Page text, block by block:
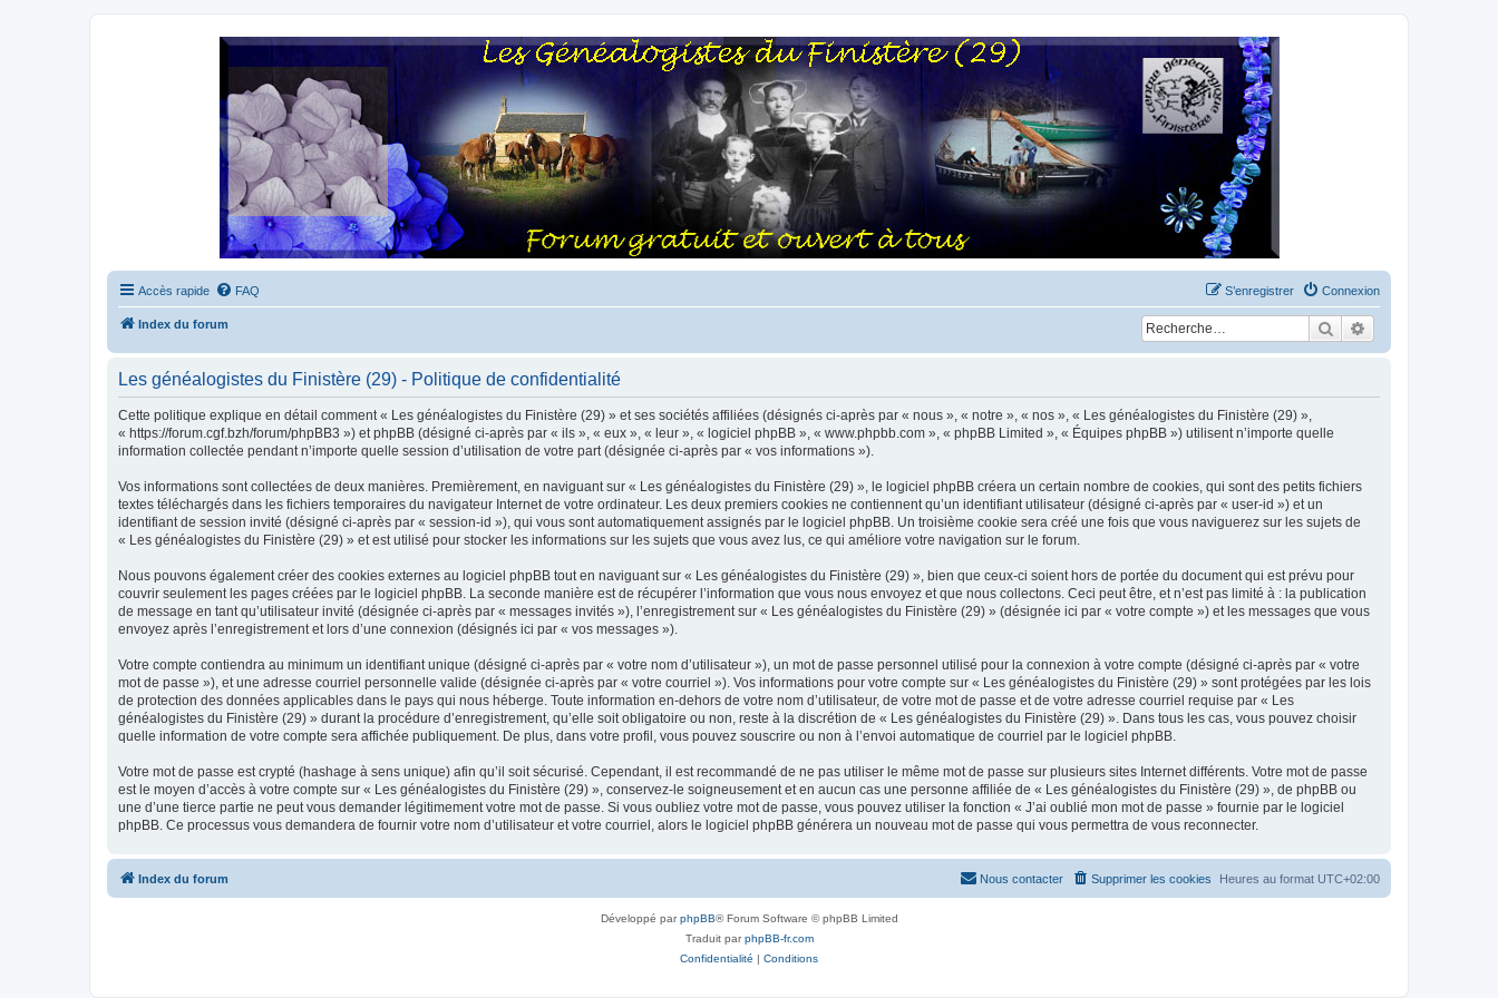
Accès rapide FAQ Connexion
S’enregistrer
Index du forum Rechercher
Les généalogistes du Finistère (29) - Politique de confidentialité
Cette politique explique en détail comment « Les généalogistes du Finistère (29) » et ses sociétés affiliées (désignés ci-après par « nous », « notre », « nos », « Les généalogistes du Finistère (29) »,
« https://forum.cgf.bzh/forum/phpBB3 ») et phpBB (désigné ci-après par « ils », « eux », « leur », « logiciel phpBB », « www.phpbb.com », « phpBB Limited », « Équipes phpBB ») utilisent n’importe quelle
information collectée pendant n’importe quelle session d’utilisation de votre part (désignée ci-après par « vos informations »).
Vos informations sont collectées de deux manières. Premièrement, en naviguant sur « Les généalogistes du Finistère (29) », le logiciel phpBB créera un certain nombre de cookies, qui sont des petits fichiers
textes téléchargés dans les fichiers temporaires du navigateur Internet de votre ordinateur. Les deux premiers cookies ne contiennent qu’un identifiant utilisateur (désigné ci-après par « user-id ») et un
identifiant de session invité (désigné ci-après par « session-id »), qui vous sont automatiquement assignés par le logiciel phpBB. Un troisième cookie sera créé une fois que vous naviguerez sur les sujets de
« Les généalogistes du Finistère (29) » et est utilisé pour stocker les informations sur les sujets que vous avez lus, ce qui améliore votre navigation sur le forum.
Nous pouvons également créer des cookies externes au logiciel phpBB tout en naviguant sur « Les généalogistes du Finistère (29) », bien que ceux-ci soient hors de portée du document qui est prévu pour
couvrir seulement les pages créées par le logiciel phpBB. La seconde manière est de récupérer l’information que vous nous envoyez et que nous collectons. Ceci peut être, et n’est pas limité à : la publication
de message en tant qu’utilisateur invité (désignée ci-après par « messages invités »), l’enregistrement sur « Les généalogistes du Finistère (29) » (désignée ici par « votre compte ») et les messages que vous
envoyez après l’enregistrement et lors d’une connexion (désignés ici par « vos messages »).
Votre compte contiendra au minimum un identifiant unique (désigné ci-après par « votre nom d’utilisateur »), un mot de passe personnel utilisé pour la connexion à votre compte (désigné ci-après par « votre
mot de passe »), et une adresse courriel personnelle valide (désignée ci-après par « votre courriel »). Vos informations pour votre compte sur « Les généalogistes du Finistère (29) » sont protégées par les lois
de protection des données applicables dans le pays qui nous héberge. Toute information en-dehors de votre nom d’utilisateur, de votre mot de passe et de votre adresse courriel requise par « Les
généalogistes du Finistère (29) » durant la procédure d’enregistrement, qu’elle soit obligatoire ou non, reste à la discrétion de « Les généalogistes du Finistère (29) ». Dans tous les cas, vous pouvez choisir
quelle information de votre compte sera affichée publiquement. De plus, dans votre profil, vous pouvez souscrire ou non à l’envoi automatique de courriel par le logiciel phpBB.
Votre mot de passe est crypté (hashage à sens unique) afin qu’il soit sécurisé. Cependant, il est recommandé de ne pas utiliser le même mot de passe sur plusieurs sites Internet différents. Votre mot de passe
est le moyen d’accès à votre compte sur « Les généalogistes du Finistère (29) », conservez-le soigneusement et en aucun cas une personne affiliée de « Les généalogistes du Finistère (29) », de phpBB ou
une d’une tierce partie ne peut vous demander légitimement votre mot de passe. Si vous oubliez votre mot de passe, vous pouvez utiliser la fonction « J’ai oublié mon mot de passe » fournie par le logiciel
phpBB. Ce processus vous demandera de fournir votre nom d’utilisateur et votre courriel, alors le logiciel phpBB générera un nouveau mot de passe qui vous permettra de vous reconnecter.
Index du forum Heures au format UTC+02:00
Supprimer les cookies
Nous contacter
Développé parphpBB® Forum Software © phpBB Limited
Traduit parphpBB-fr.com
Confidentialité | Conditions